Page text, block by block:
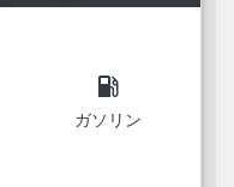
local_gas_station
ガソリン